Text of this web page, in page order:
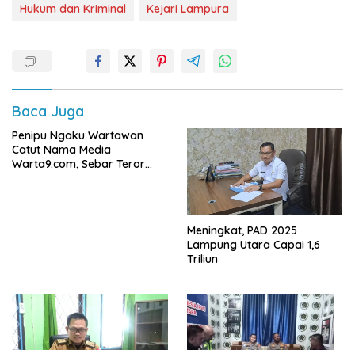
Hukum dan Kriminal Kejari Lampura
Baca Juga
Penipu Ngaku Wartawan
Catut Nama Media
Warta9.com, Sebar Teror
Meningkat, PAD 2025
Lampung Utara Capai 1,6
Triliun